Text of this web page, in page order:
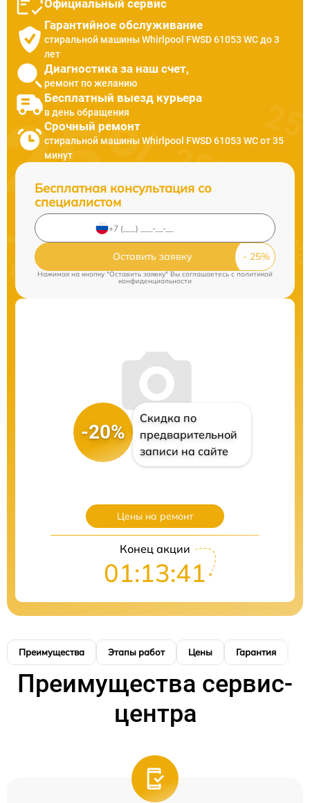
Официальный сервис
Гарантийное обслуживание
стиральной машины Whirlpool FWSD 61053 WC до 3
лет
Диагностика за наш счет,
ремонт по желанию
Бесплатный выезд курьера
в день обращения
Срочный ремонт
стиральной машины Whirlpool FWSD 61053 WC от 35
минут
Бесплатная консультация со
специалистом
Оставить заявку
Нажимая на кнопку "Оставить заявку" Вы соглашаетесь c политикой
конфиденциальности
-20%
Скидка по
предварительной
записи на сайте
Цены на ремонт
Конец акции
01:13:40
Преимущества Этапы работ Цены Гарантия
Преимущества сервис-
центра